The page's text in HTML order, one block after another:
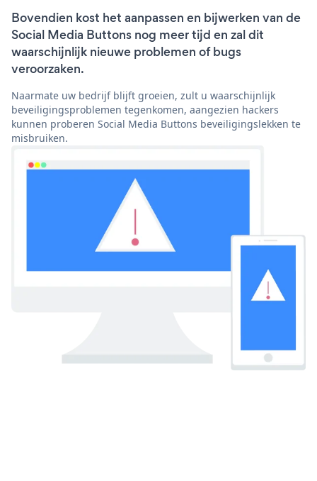
Bovendien kost het aanpassen en bijwerken van de
Social Media Buttons nog meer tijd en zal dit
waarschijnlijk nieuwe problemen of bugs
veroorzaken.
Naarmate uw bedrijf blijft groeien, zult u waarschijnlijk
beveiligingsproblemen tegenkomen, aangezien hackers
kunnen proberen Social Media Buttons beveiligingslekken te
misbruiken.